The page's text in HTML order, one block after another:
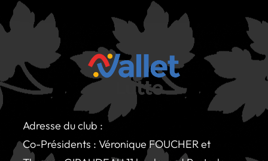
Adresse du club :
Co-Présidents : Véronique FOUCHER et